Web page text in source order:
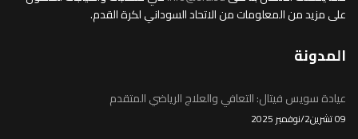
على مزيد من المعلومات من الاتحاد السوداني لكرة القدم.
المدونة
عيادة سويس فيتال: التعافي والعلاج الرياضي المتقدم
09 تشرين2/نوفمبر 2025